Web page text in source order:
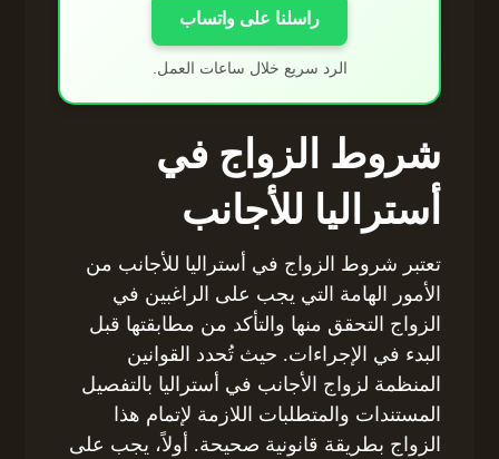
راسلنا على واتساب
الرد سريع خلال ساعات العمل.
شروط الزواج في
أستراليا للأجانب
تعتبر شروط الزواج في أستراليا للأجانب من
الأمور الهامة التي يجب على الراغبين في
الزواج التحقق منها والتأكد من مطابقتها قبل
البدء في الإجراءات. حيث تُحدد القوانين
المنظمة لزواج الأجانب في أستراليا بالتفصيل
المستندات والمتطلبات اللازمة لإتمام هذا
الزواج بطريقة قانونية صحيحة. أولاً، يجب على